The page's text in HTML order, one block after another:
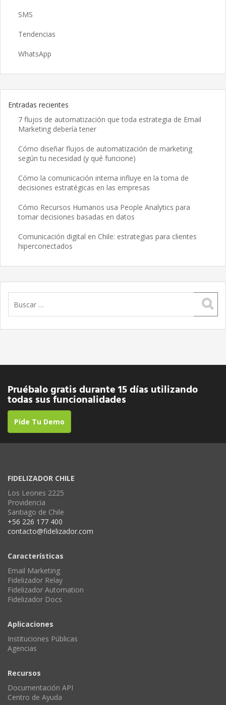
SMS
Tendencias
WhatsApp
Entradas recientes
7 flujos de automatización que toda estrategia de Email
Marketing debería tener
Cómo diseñar flujos de automatización de marketing
según tu necesidad (y qué funcione)
Cómo la comunicación interna influye en la toma de
decisiones estratégicas en las empresas
Cómo Recursos Humanos usa People Analytics para
tomar decisiones basadas en datos
Comunicación digital en Chile: estrategias para clientes
hiperconectados
Pruébalo gratis durante 15 días utilizando
todas sus funcionalidades
Pide Tu Demo
FIDELIZADOR CHILE
Los Leones 2225
Providencia
Santiago de Chile
+56 226 177 400
contacto@fidelizador.com
Características
Email Marketing
Fidelizador Relay
Fidelizador Automation
Fidelizador Docs
Aplicaciones
Instituciones Públicas
Agencias
Recursos
Documentación API
Centro de Ayuda